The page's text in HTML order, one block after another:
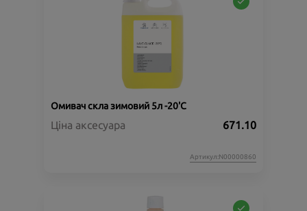
Омивач скла зимовий 5л -20'C
Ціна аксесуара 671.10
Артикул:N00000860